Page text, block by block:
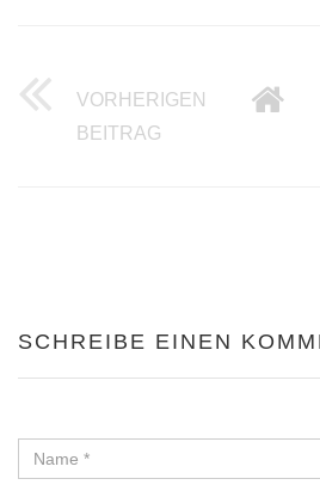
VORHERIGEN
BEITRAG 40
SCHREIBE EINEN